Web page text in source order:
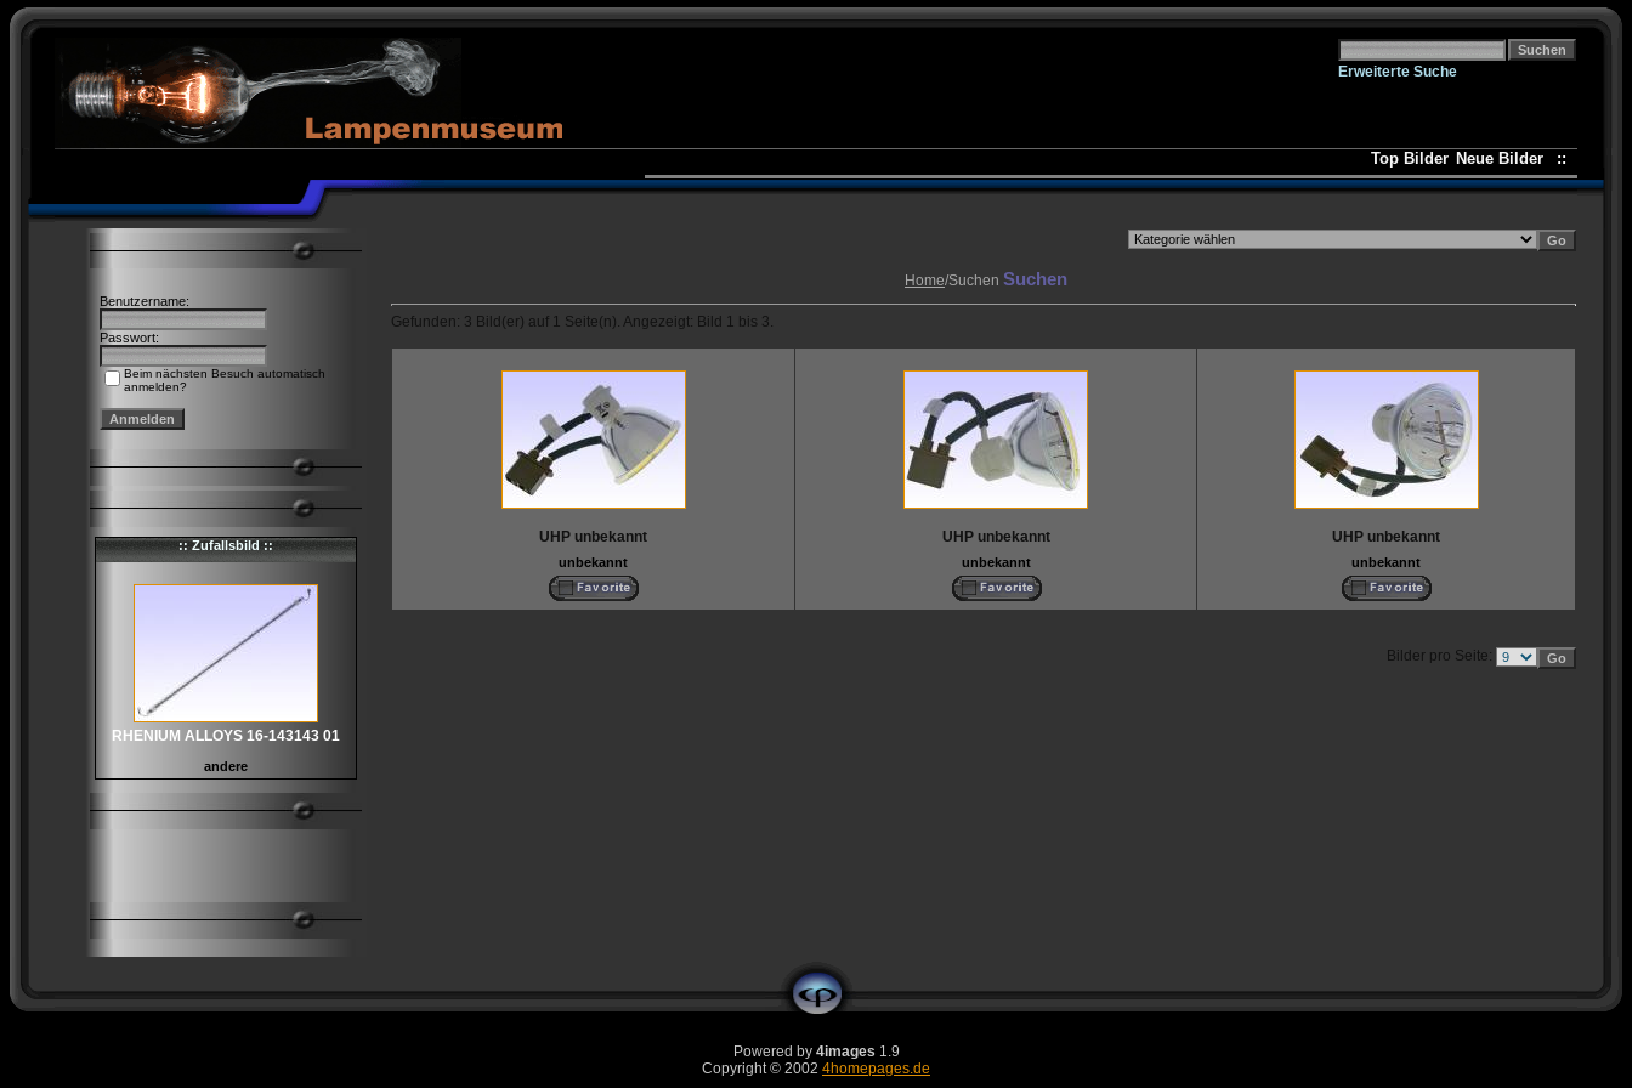
Erweiterte Suche
Top Bilder Neue Bilder ::
Benutzername:
Passwort:
Beim nächsten Besuch automatisch
anmelden?
:: Zufallsbild ::
RHENIUM ALLOYS 16-143143 01
andere
Home/Suchen Suchen
Gefunden: 3 Bild(er) auf 1 Seite(n). Angezeigt: Bild 1 bis 3.
UHP unbekannt
unbekannt
UHP unbekannt
unbekannt
UHP unbekannt
unbekannt
Bilder pro Seite:
Powered by 4images 1.9
Copyright © 2002 4homepages.de